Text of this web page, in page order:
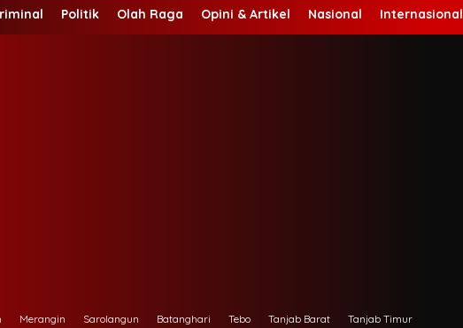
Politik Olah Raga Opini & Artikel Nasional Internasional
Merangin Sarolangun Batanghari Tebo Tanjab Barat Tanjab Timur